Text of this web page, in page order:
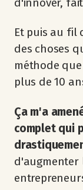
Et puis au fil
des choses
méthode
plus de 10
Ça m'a
complet qui
d'augmenter